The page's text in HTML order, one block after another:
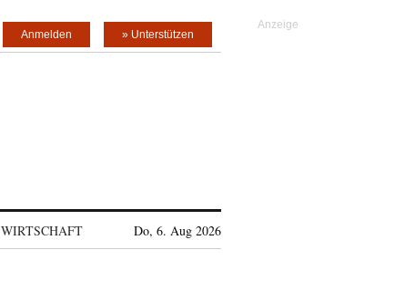
» Unterstützen
Anmelden
WIRTSCHAFT Do, 6. Aug 2026